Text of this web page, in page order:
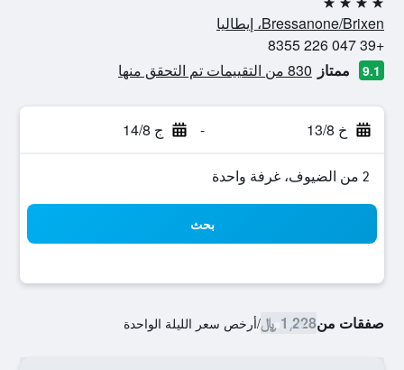
4 نجوم
Bressanone/Brixen، إيطاليا
+39 047 226 8355
9.1 ممتاز 830 من التقييمات تم التحقق منها
خ 13/8 - ج 14/8
2 من الضيوف، غرفة واحدة
بحث
صفقات من1,228 ﷼ /أرخص سعر الليلة الواحدة